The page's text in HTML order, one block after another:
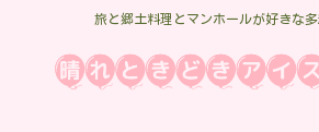
旅と郷土料理とマンホールが好きな